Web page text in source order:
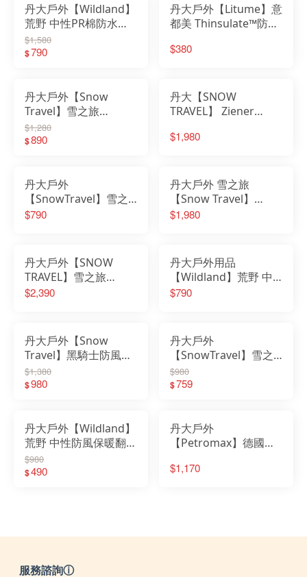
丹大戶外【Wildland】
荒野 中性PR棉防水防
風觸控手套 W2006｜
手套｜防風｜防潑水｜
$1,580
$790
丹大戶外【Litume】意
都美 Thinsulate™防水
F118-33 深藍/灰
$380
丹大戶外【Snow
Travel】雪之旅
PRIMALOFT防水透氣
手套 AR-65｜手套｜防
$1,280
$890
丹大【SNOW
TRAVEL】 Ziener
科技保暖棉 防水透氣手
$1,980
丹大戶外
【SnowTravel】雪之
旅 防水手套 AR-72 四
$790
丹大戶外 雪之旅
【Snow Travel】
Gore-Tex 防水透氣手
$1,980
丹大戶外【SNOW
TRAVEL】雪之旅
GoreTex 防水可觸控手
$2,390
丹大戶外用品
【Wildland】荒野 中
性彈性PR防風防水手
$790
丹大戶外【Snow
Travel】黑騎士防風防
水透氣保暖手套 AR-67
｜手套｜防水｜透氣｜
$1,380
$980
丹大戶外
【SnowTravel】雪之
旅 英國Ski-Dri 觸控保
暖手套 AR-73│刷毛│止
$980
$759
丹大戶外【Wildland】
荒野 中性防風保暖翻指
手套 W2011｜手套｜
機車｜防風手套｜手套
$980
$490
丹大戶外
【Petromax】德國
GLOVES 專業級耐熱皮
$1,170
服務諮詢ⓘ